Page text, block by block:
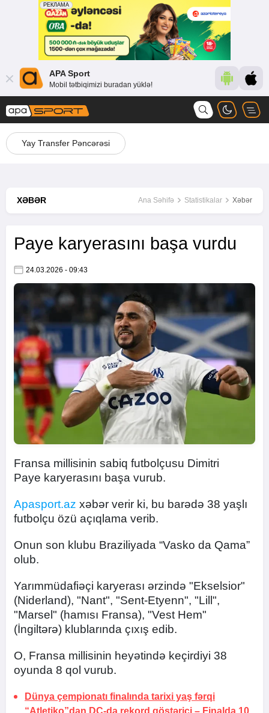
APA Sport
Mobil tətbiqimizi buradan yüklə!
Yay Transfer Pəncərəsi
XƏBƏR Ana Səhifə Statistikalar Xəbər
Paye karyerasını başa vurdu
24.03.2026 - 09:43
Fransa millisinin sabiq futbolçusu Dimitri
Paye karyerasını başa vurub.
Apasport.az xəbər verir ki, bu barədə 38 yaşlı
futbolçu özü açıqlama verib.
Onun son klubu Braziliyada “Vasko da Qama”
olub.
Yarımmüdafiəçi karyerası ərzində "Ekselsior"
(Niderland), "Nant", "Sent-Etyenn", "Lill",
"Marsel" (hamısı Fransa), "Vest Hem"
(İngiltərə) klublarında çıxış edib.
O, Fransa millisinin heyətində keçirdiyi 38
oyunda 8 qol vurub.
Dünya çempionatı finalında tarixi yaş fərqi